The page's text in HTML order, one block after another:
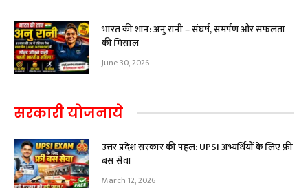
भारत की शान: अनु रानी – संघर्ष, समर्पण और सफलता
की मिसाल
June 30, 2026
सरकारी योजनाये
उत्तर प्रदेश सरकार की पहल: UPSI अभ्यर्थियों के लिए फ्री
बस सेवा
March 12, 2026